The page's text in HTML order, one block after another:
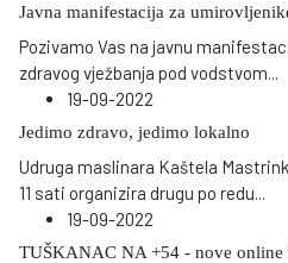
Javna manifestacija za
Pozivamo Vas na javnu
zdravog vježbanja pod vodstvom
19-09-2022
Jedimo zdravo, jedimo lokalno
Udruga maslinara Kaštela
11 sati organizira drugu po redu
19-09-2022
TUŠKANAC NA +54 - nove online